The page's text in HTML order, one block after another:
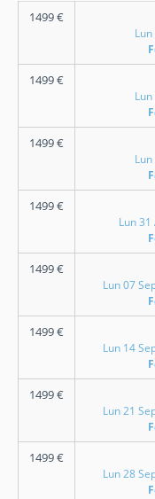
1499€
1499€
1499€
1499€
Lun
1499€
Lun 07
1499€
Lun 14
1499€
Lun 21
1499€
Lun 28